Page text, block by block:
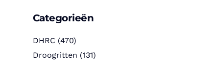
Categorieën
DHRC (470)
Droogritten (131)